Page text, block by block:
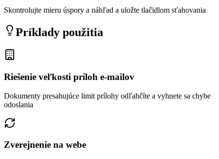
Skontrolujte mieru úspory a náhľad a uložte tlačidlom sťahovania
Príklady použitia
Riešenie veľkosti príloh e-mailov
Dokumenty presahujúce limit prílohy odľahčíte a vyhnete sa chybe
odoslania
Zverejnenie na webe